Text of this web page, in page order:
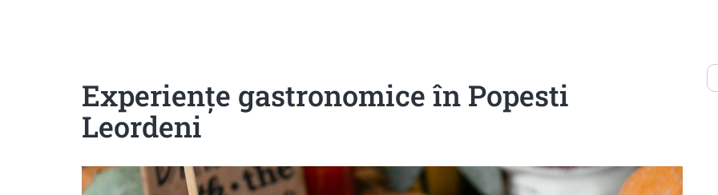
Experiențe gastronomice în Popesti
Leordeni